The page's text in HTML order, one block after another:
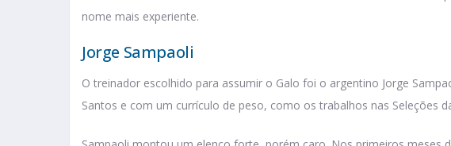
nome mais experiente.
Jorge Sampaoli
O treinador escolhido para assumir o Galo foi o argentino Jorge
Santos e com um currículo de peso, como os trabalhos nas Seleções